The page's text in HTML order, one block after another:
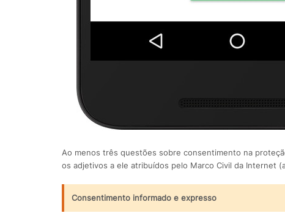
Ao menos três questões sobre consentimento na
os adjetivos a ele atribuídos pelo Marco Civil da Internet
Consentimento informado e expresso